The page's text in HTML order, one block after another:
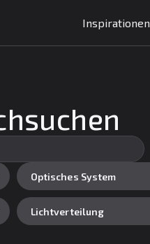
Inspirationen
Optisches System
Lichtverteilung